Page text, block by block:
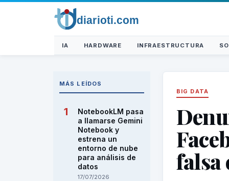
IA HARDWARE INFRAESTRUCTURA
MÁS LEÍDOS
NotebookLM pasa
a llamarse Gemini
Notebook y
estrena un
entorno de nube
para análisis de
datos
17/07/2026
BIG DATA
falsa